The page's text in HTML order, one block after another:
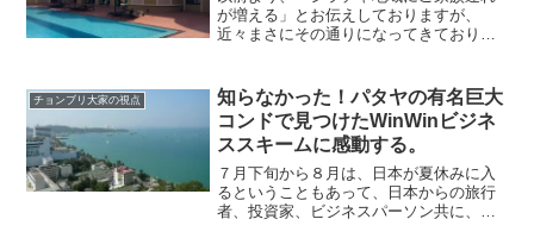
が増える」とお伝えしておりますが、
近々まさにその通りになってきておりま
上のファミリータイプのお問い合わせが
急激に増えてきており、た...
チョンブリ大家の視点
知らなかった！パタヤの有名巨大
コンドで見つけたWinWinビジネ
ススキームに感動する。
７月下旬から８月は、日本が夏休みに入
るということもあって、日本からの旅行
者、投資家、ビジネスパーソン共に、タ